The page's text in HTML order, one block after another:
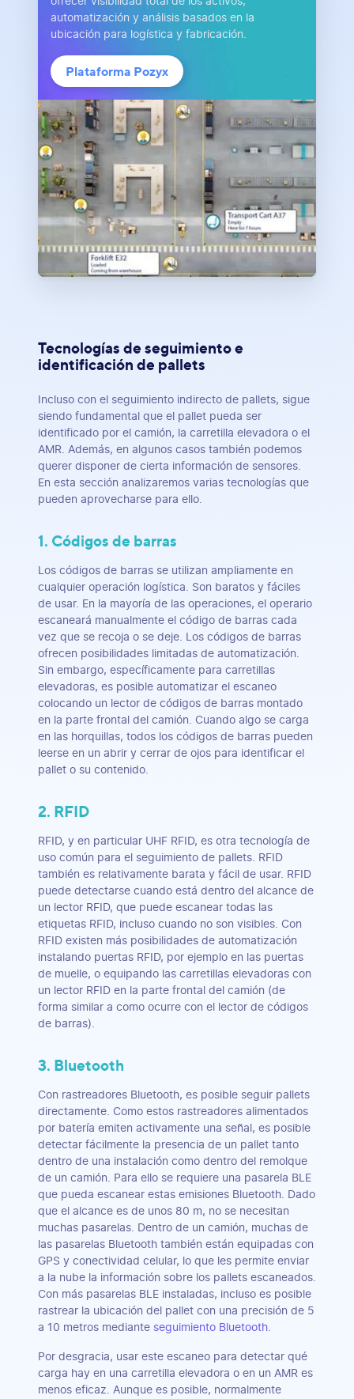
automatización y análisis basados en la
ubicación para logística y fabricación.
Plataforma Pozyx
Tecnologías de seguimiento e
identificación de pallets
Incluso con el seguimiento indirecto de pallets, sigue
siendo fundamental que el pallet pueda ser
identificado por el camión, la carretilla elevadora o el
AMR. Además, en algunos casos también podemos
querer disponer de cierta información de sensores.
En esta sección analizaremos varias tecnologías que
pueden aprovecharse para ello.
1. Códigos de barras
Los códigos de barras se utilizan ampliamente en
cualquier operación logística. Son baratos y fáciles
de usar. En la mayoría de las operaciones, el operario
escaneará manualmente el código de barras cada
vez que se recoja o se deje. Los códigos de barras
ofrecen posibilidades limitadas de automatización.
Sin embargo, específicamente para carretillas
elevadoras, es posible automatizar el escaneo
colocando un lector de códigos de barras montado
en la parte frontal del camión. Cuando algo se carga
en las horquillas, todos los códigos de barras pueden
leerse en un abrir y cerrar de ojos para identificar el
pallet o su contenido.
2. RFID
RFID, y en particular UHF RFID, es otra tecnología de
uso común para el seguimiento de pallets. RFID
también es relativamente barata y fácil de usar. RFID
puede detectarse cuando está dentro del alcance de
un lector RFID, que puede escanear todas las
etiquetas RFID, incluso cuando no son visibles. Con
RFID existen más posibilidades de automatización
instalando puertas RFID, por ejemplo en las puertas
de muelle, o equipando las carretillas elevadoras con
un lector RFID en la parte frontal del camión (de
forma similar a como ocurre con el lector de códigos
de barras).
3. Bluetooth
Con rastreadores Bluetooth, es posible seguir pallets
directamente. Como estos rastreadores alimentados
por batería emiten activamente una señal, es posible
detectar fácilmente la presencia de un pallet tanto
dentro de una instalación como dentro del remolque
de un camión. Para ello se requiere una pasarela BLE
que pueda escanear estas emisiones Bluetooth. Dado
que el alcance es de unos 80 m, no se necesitan
muchas pasarelas. Dentro de un camión, muchas de
las pasarelas Bluetooth también están equipadas con
GPS y conectividad celular, lo que les permite enviar
a la nube la información sobre los pallets escaneados.
Con más pasarelas BLE instaladas, incluso es posible
rastrear la ubicación del pallet con una precisión de 5
a 10 metros mediante seguimiento Bluetooth
Por desgracia, usar este escaneo para detectar qué
carga hay en una carretilla elevadora o en un AMR es
menos eficaz. Aunque es posible, normalmente